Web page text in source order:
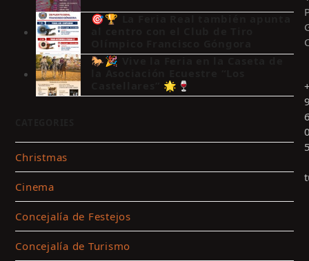
🎯🏆 La Feria Real también apunta
🐎🎉 Vive la Feria en la Caseta de
Castellares” 🌟🍷
Christmas
Cinema
Concejalía de Festejos
Concejalía de Turismo